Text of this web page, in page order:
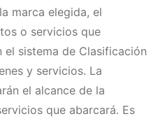
marca elegida, el
o servicios que
el sistema de Clasificación
y servicios. La
el alcance de la
que abarcará. Es